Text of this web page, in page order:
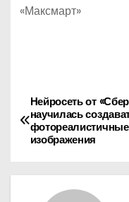
«Максмарт»
Н
а
Нейросеть от
научилась
фотореалистичные
изображения